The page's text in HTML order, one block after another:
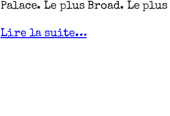
Palace. Le plus Broad. Le plus
Lire la suite…